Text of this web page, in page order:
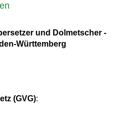
und Dolmetscher -
Württemberg
(GVG):